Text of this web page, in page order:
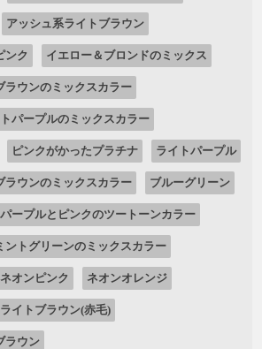
アッシュ系ライトブラウン
ンク イエロー＆ブロンドのミックス
ラウンのミックスカラー
パープルのミックスカラー
ピンクがかったプラチナ ライトパープル
ラウンのミックスカラー ブルーグリーン
パープルとピンクのツートーンカラー
ントグリーンのミックスカラー
ネオンピンク ネオンオレンジ
ライトブラウン(赤毛)
ラウン